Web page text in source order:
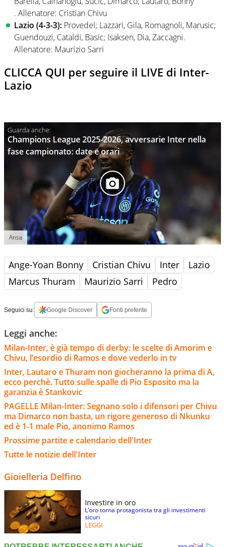
. Allenatore: Cristian Chivu
Lazio (4-3-3): Provedel; Lazzari, Gila, Romagnoli, Marusic;
Guendouzi, Cataldi, Basic; Isaksen, Dia, Zaccagni.
Allenatore: Maurizio Sarri
CLICCA QUI per seguire il LIVE di Inter-
Lazio
Champions League 2025-2026, avversarie Inter nella
fase campionato: date e orari
Ansa
Ange-Yoan Bonny Cristian Chivu Inter
Lazio
Marcus Thuram
Maurizio Sarri Pedro
Seguici su: Google Discover Fonti preferite
Leggi anche:
Milan-Inter, è già tempo di derby: le scelte di Amorim e
Chivu, l’esordio di Ramos e dove vederlo in tv
Inter, Lautaro e Thuram non giocheranno la prima di A,
ecco perchè. Tutto sulle spalle di Pio Esposito ma la
garanzia è Stankovic
PAGELLE Milan-Inter: Segnano solo i difensori per Chivu
ma Dimarco non basta, un rigore generoso di Nkunku
ed è 1-1 male Pio, anonimo Ramos
Prossime partite e calendario dell'Inter
Tutte le notizie dell'Inter
Gioielleria Delfino
Investire in oro
L’oro torna protagonista tra gli investimenti
sicuri
LEGGI